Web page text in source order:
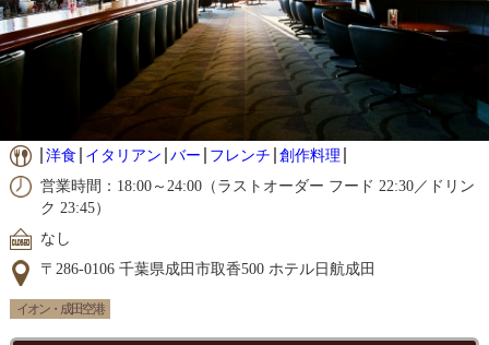
洋食 イタリアン バー フレンチ 創作料理
営業時間：18:00～24:00（ラストオーダー フード 22:30／ドリン
ク 23:45）
なし
〒286-0106 千葉県成田市取香500 ホテル日航成田
イオン・成田空港